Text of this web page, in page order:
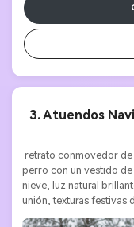
3. Atuendos
retrato conmovedor de
perro con un vestido
nieve, luz natural